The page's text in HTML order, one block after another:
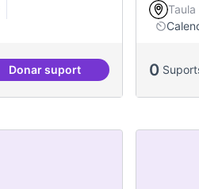
Donar suportConvivim a Temps,0